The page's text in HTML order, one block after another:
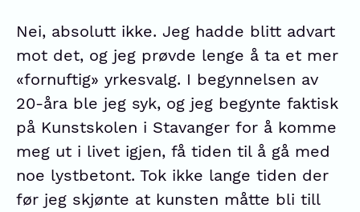
Nei, absolutt ikke. Jeg hadde blitt advart
mot det, og jeg prøvde lenge å ta et mer
«fornuftig» yrkesvalg. I begynnelsen av
20-åra ble jeg syk, og jeg begynte faktisk
på Kunstskolen i Stavanger for å komme
meg ut i livet igjen, få tiden til å gå med
noe lystbetont. Tok ikke lange tiden der
før jeg skjønte at kunsten måtte bli till